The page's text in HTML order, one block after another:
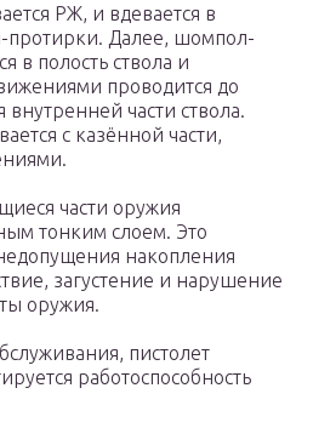
РЖ, и вдевается в
протирки. Далее, шомпол-
в полость ствола и
проводится до
части ствола.
с казённой части,
части оружия
тонким слоем. Это
накопления
загустение и нарушение
оружия.
пистолет
работоспособность